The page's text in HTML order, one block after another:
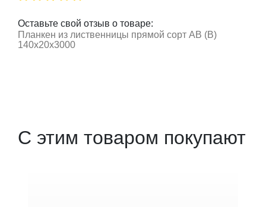
Оставьте свой отзыв о товаре:
Планкен из лиственницы прямой сорт АВ (В)
140x20x3000